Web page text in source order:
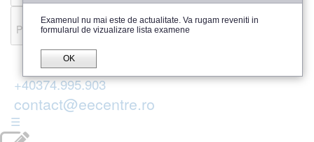
Recenzii
Parerea publicului
+40374.995.903
contact@eecentre.ro
☰
Examenul nu mai este de actualitate. Va rugam reveniti in
formularul de vizualizare lista examene
OK